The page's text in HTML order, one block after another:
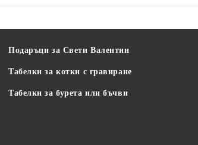
Подаръци за Свети Валентин
Табелки за котки с гравиране
Табелки за бурета или бъчви